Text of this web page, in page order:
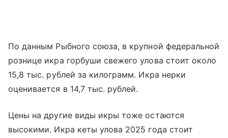
По данным Рыбного союза, в крупной федеральной
рознице икра горбуши свежего улова стоит около
15,8 тыс. рублей за килограмм. Икра нерки
оценивается в 14,7 тыс. рублей.
Цены на другие виды икры тоже остаются
высокими. Икра кеты улова 2025 года стоит